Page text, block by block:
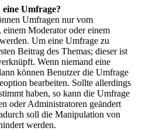
Umfrage?
Umfragen nur vom
einem Moderator oder einem
Um eine Umfrage zu
Beitrag des Themas; dieser ist
Wenn niemand eine
können Benutzer die Umfrage
bearbeiten. Sollte allerdings
haben, so kann die Umfrage
oder Administratoren geändert
soll die Manipulation von
werden.